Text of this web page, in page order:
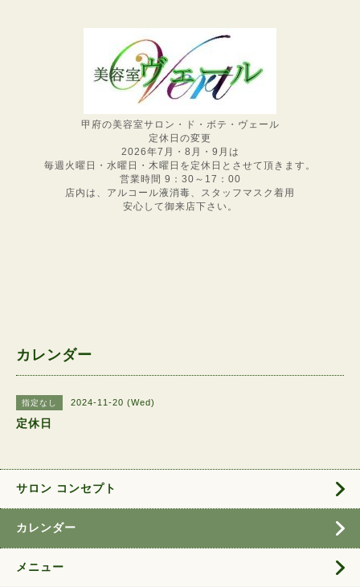
甲府の美容室サロン・ド・ボテ・ヴェール
定休日の変更
2026年7月・8月・9月は
毎週火曜日・水曜日・木曜日を定休日とさせて頂きます。
営業時間 9：30～17：00
店内は、アルコール液消毒、スタッフマスク着用
安心して御来店下さい。
カレンダー
指定なし 2024-11-20 (Wed)
定休日
サロン コンセプト
カレンダー
メニュー